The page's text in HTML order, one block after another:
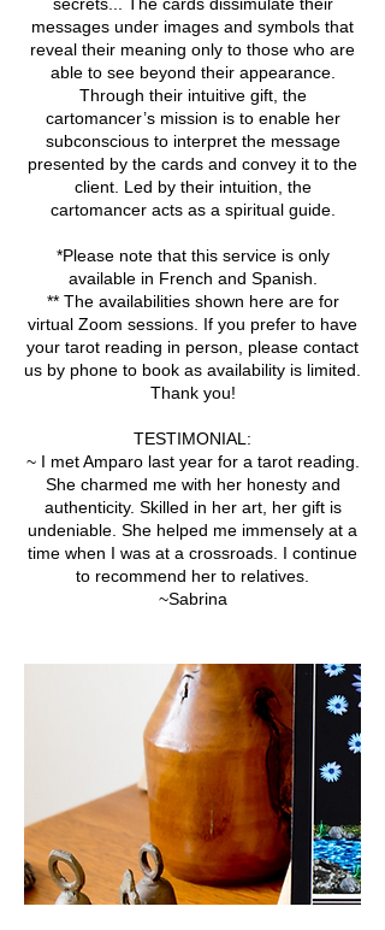
messages under images and symbols that
reveal their meaning only to those who are
able to see beyond their appearance.
Through their intuitive gift, the
cartomancer’s mission is to enable her
subconscious to interpret the message
presented by the cards and convey it to the
client. Led by their intuition, the
cartomancer acts as a spiritual guide.
*Please note that this service is only
available in French and Spanish.
** The availabilities shown here are for
virtual Zoom sessions. If you prefer to have
your tarot reading in person, please contact
us by phone to book as availability is limited.
Thank you!
TESTIMONIAL:
~ I met Amparo last year for a tarot reading.
She charmed me with her honesty and
authenticity. Skilled in her art, her gift is
undeniable. She helped me immensely at a
time when I was at a crossroads. I continue
to recommend her to relatives.
~Sabrina